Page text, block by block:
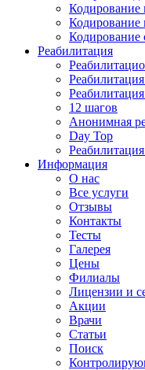
Кодирование
Кодирование
Кодирование
Реабилитация
12 шагов
Анонимная
Day Top
Информация
О нас
Все услуги
Отзывы
Контакты
Тесты
Галерея
Цены
Филиалы
Лицензии и
Акции
Врачи
Статьи
Поиск